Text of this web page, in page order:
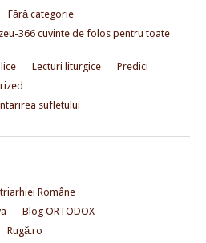
Fără categorie
366 cuvinte de folos pentru toate
Lecturi liturgice
Predici
sufletului
Române
Blog ORTODOX
Rugă.ro